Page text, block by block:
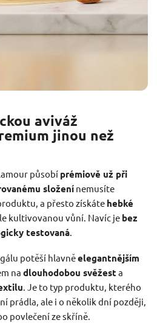
aviváž
jinou než
působí prémiově už při
složení nemusíte
a přesto získáte hebké
kultivovanou vůní. Navíc je bez
testovaná.
potěší hlavněelegantnějším
na dlouhodobou svěžest a
. Je to typ produktu, kterého
prádla, ale i o několik dní později,
povlečení ze skříně.